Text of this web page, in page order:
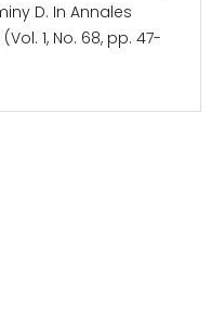
D. In Annales
1, No. 68, pp. 47-